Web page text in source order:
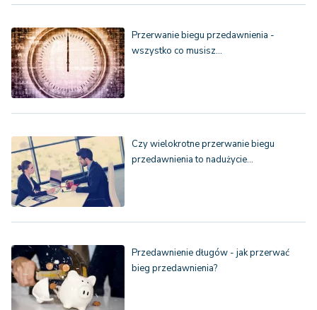
Przerwanie biegu przedawnienia -
wszystko co musisz…
Czy wielokrotne przerwanie biegu
przedawnienia to nadużycie…
Przedawnienie długów - jak przerwać
bieg przedawnienia?